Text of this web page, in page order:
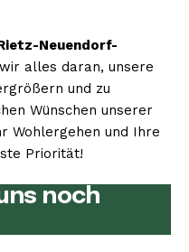
Neuendorf-
alles daran, unsere
und zu
Wünschen unserer
Wohlergehen und Ihre
Priorität!
noch